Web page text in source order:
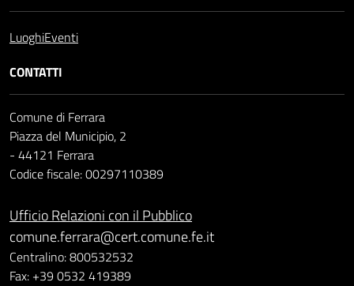
LuoghiEventi
CONTATTI
Comune di Ferrara
Piazza del Municipio, 2
- 44121 Ferrara
Codice fiscale: 00297110389
Ufficio Relazioni con il Pubblico
comune.ferrara@cert.comune.fe.it
Centralino: 800532532
Fax: +39 0532 419389